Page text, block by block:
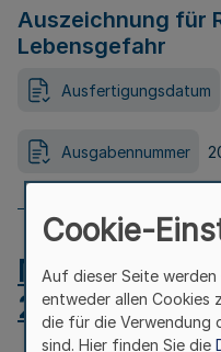
Auszeichnung für
Lebensgefahr
Ausfertigungsdatum
Ausgabennummer
MB.NRW
24.07.2026
Cookie-
Auf dieser Seite werden
entweder allen Cookies
die für die Verwendung
sind. Hier finden Sie die